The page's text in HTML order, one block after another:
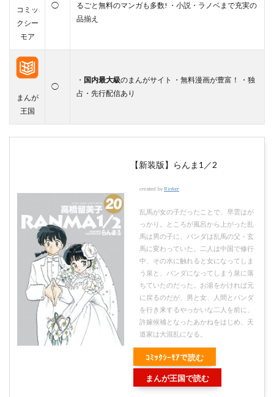
コミッ
クシー
モア
◯
るごと無料のマンガも多数! ・小説・ラノベまで充実の
品揃え
まんが
王国
◯
・ 国内最大級のまんがサイト ・無料漫画が豊富！ ・独
占・先行配信あり
【新装版】らんま1／2
created by Rinker
乱馬が女の子だったことで、早雲はが
っかり。ところが風呂から上がった乱
馬は男の子に、パンダは乱馬の父・玄
馬に変わっていた。二人は中国で修行
中、その水に触れると女になってしま
う泉と、パンダになってしまう泉に落
ちていたのだった。お湯をかければ元
に戻るのだが、男と女、人間とパンダ
を行き来するやっかいな二人を前に、
許嫁候補となったあかねをはじめ、天
道家は大混乱になる。
ｺﾐｯｸｼｰﾓｱで読む
まんが王国で読む